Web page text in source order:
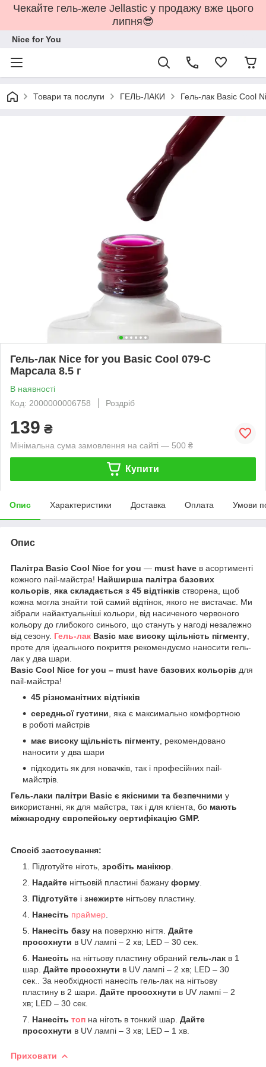
Чекайте гель-желе Jellastic у продажу вже цього
липня😎
Nice for You
Товари та послуги ГЕЛЬ-ЛАКИ Гель-лак Basic Cool
Гель-лак Nice for you Basic Cool 079-C
Марсала 8.5 г
В наявності
Код: 2000000006758
Роздріб
139 ₴
Мінімальна сума замовлення на сайті — 500 ₴
Купити
Опис Характеристики Доставка Оплата Умови
Опис
Палітра Basic Cool Nice for you — must have в асортименті
кожного nail-майстра! Найширша палітра базових
кольорів яка складається з 45 відтінків створена, щоб
кожна могла знайти той самий відтінок, якого не вистачає. Ми
зібрали найактуальніші кольори, від насиченого червоного
кольору до глибокого синього, що стануть у нагоді незалежно
від сезону. Гель-лак Basic має високу щільність пігменту
проте для ідеального покриття рекомендуємо наносити гель-
лак у два шари.
Basic Cool Nice for you – must have базових кольорів для
nail-майстра!
45 різноманітних відтінків
середньої густини , яка є максимально комфортною
в роботі майстрів
має високу щільність пігменту , рекомендовано
наносити у два шари
підходить як для новачків, так і професійних nail-
майстрів.
Гель-лаки палітри Basic є якісними та безпечними у
використанні, як для майстра, так і для клієнта, бо мають
міжнародну європейську сертифікацію GMP.
Спосіб застосування:
Підготуйте ніготь, зробіть манікюр
Надайте нігтьовій пластині бажану форму
Підготуйте і знежирте нігтьову пластину.
Нанесіть праймер
Нанесіть базу на поверхню нігтя. Дайте
просохнути в UV лампі – 2 хв; LED – 30 сек.
Нанесіть на нігтьову пластину обраний гель-лак в 1
шар. Дайте просохнути в UV лампі – 2 хв; LED – 30
сек.. За необхідності нанесіть гель-лак на нігтьову
пластину в 2 шари. Дайте просохнути в UV лампі – 2
хв; LED – 30 сек.
Нанесіть топ на ніготь в тонкий шар. Дайте
просохнути в UV лампі – 3 хв; LED – 1 хв.
Приховати